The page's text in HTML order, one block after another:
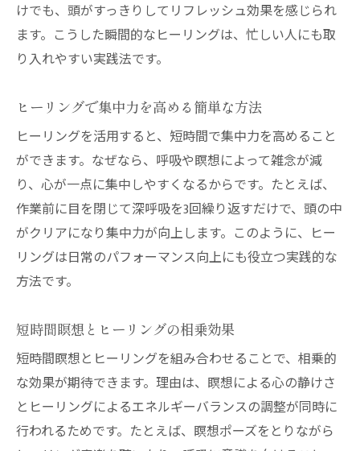
けでも、頭がすっきりしてリフレッシュ効果を感じられ
ます。こうした瞬間的なヒーリングは、忙しい人にも取
り入れやすい実践法です。
ヒーリングで集中力を高める簡単な方法
ヒーリングを活用すると、短時間で集中力を高めること
ができます。なぜなら、呼吸や瞑想によって雑念が減
り、心が一点に集中しやすくなるからです。たとえば、
作業前に目を閉じて深呼吸を3回繰り返すだけで、頭の中
がクリアになり集中力が向上します。このように、ヒー
リングは日常のパフォーマンス向上にも役立つ実践的な
方法です。
短時間瞑想とヒーリングの相乗効果
短時間瞑想とヒーリングを組み合わせることで、相乗的
な効果が期待できます。理由は、瞑想による心の静けさ
とヒーリングによるエネルギーバランスの調整が同時に
行われるためです。たとえば、瞑想ポーズをとりながら